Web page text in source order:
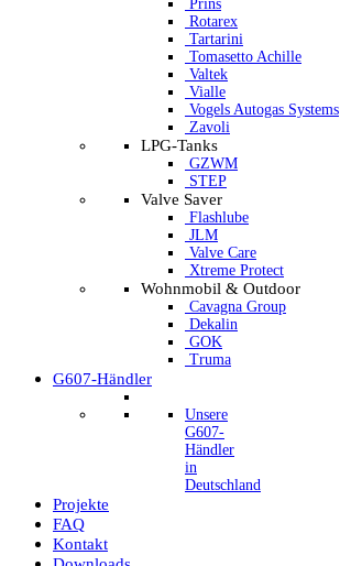
Prins
Rotarex
Tartarini
Tomasetto Achille
Valtek
Vialle
Vogels Autogas Systems
Zavoli
LPG-Tanks
GZWM
STEP
Valve Saver
Flashlube
JLM
Valve Care
Xtreme Protect
Wohnmobil & Outdoor
Cavagna Group
Dekalin
GOK
Truma
G607-Händler
Unsere
G607-
Händler
in
Deutschland
Projekte
FAQ
Kontakt